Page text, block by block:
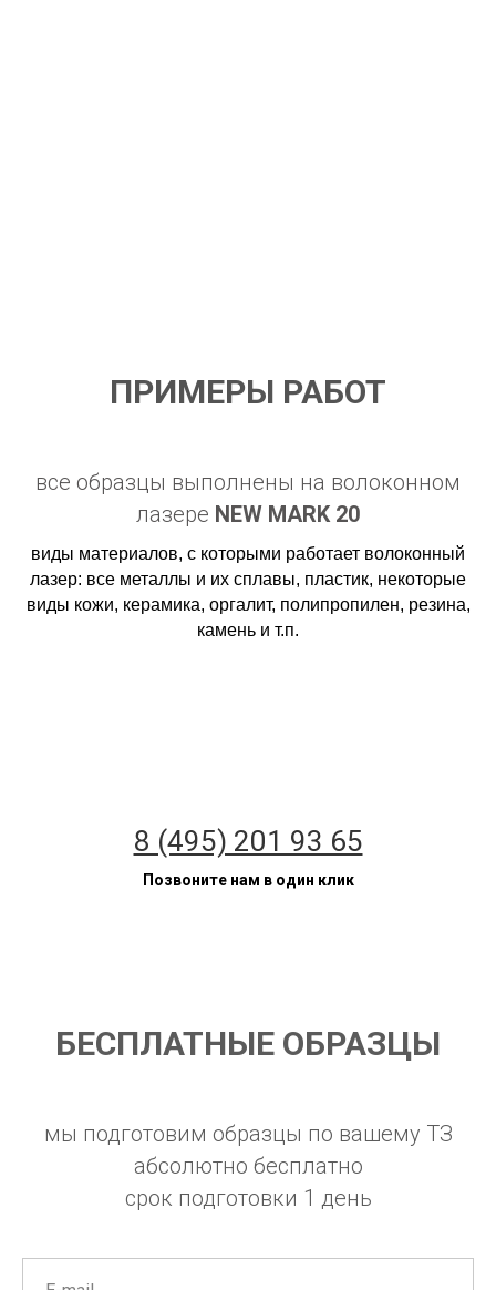
ПРИМЕРЫ РАБОТ
все образцы выполнены на волоконном
лазере NEW MARK 20
виды материалов, с которыми работает волоконный
лазер: все металлы и их сплавы, пластик, некоторые
виды кожи, керамика, оргалит, полипропилен, резина,
камень и т.п.
8 (495) 201 93 65
Позвоните нам в один клик
БЕСПЛАТНЫЕ ОБРАЗЦЫ
мы подготовим образцы по вашему ТЗ
абсолютно бесплатно
срок подготовки 1 день